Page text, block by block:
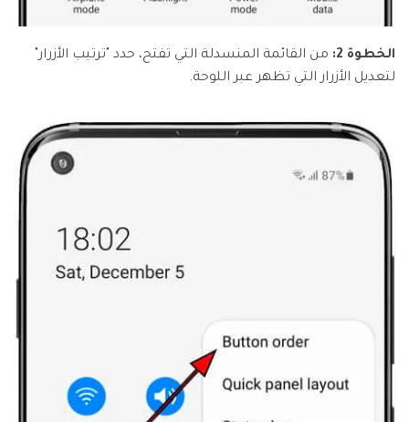
الخطوة 2:
من القائمة المنسدلة التي تفتح، حدد "ترتيب الأزرار"
لتعديل الأزرار التي تظهر عبر اللوحة.